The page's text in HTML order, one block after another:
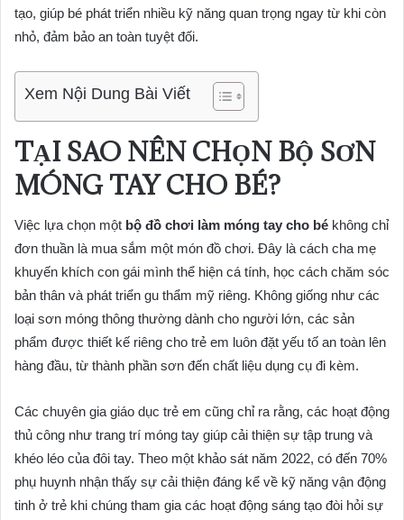
tạo, giúp bé phát triển nhiều kỹ năng quan trọng ngay từ khi còn
nhỏ, đảm bảo an toàn tuyệt đối.
Xem Nội Dung Bài Viết
TẠI SAO NÊN CHỌN BỘ SƠN
MÓNG TAY CHO BÉ?
Việc lựa chọn một bộ đồ chơi làm móng tay cho bé không chỉ
đơn thuần là mua sắm một món đồ chơi. Đây là cách cha mẹ
khuyến khích con gái mình thể hiện cá tính, học cách chăm sóc
bản thân và phát triển gu thẩm mỹ riêng. Không giống như các
loại sơn móng thông thường dành cho người lớn, các sản
phẩm được thiết kế riêng cho trẻ em luôn đặt yếu tố an toàn lên
hàng đầu, từ thành phần sơn đến chất liệu dụng cụ đi kèm.
Các chuyên gia giáo dục trẻ em cũng chỉ ra rằng, các hoạt động
thủ công như trang trí móng tay giúp cải thiện sự tập trung và
khéo léo của đôi tay. Theo một khảo sát năm 2022, có đến 70%
phụ huynh nhận thấy sự cải thiện đáng kể về kỹ năng vận động
tinh ở trẻ khi chúng tham gia các hoạt động sáng tạo đòi hỏi sự